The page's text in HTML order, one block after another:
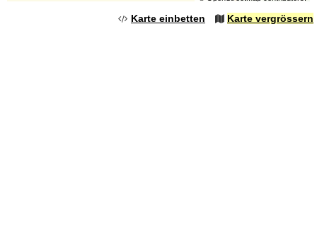
Karte einbetten Karte vergrössern